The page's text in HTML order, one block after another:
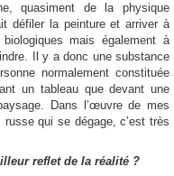
quasiment de la physique
défiler la peinture et arriver à
mais également à
Il y a donc une substance
normalement constituée
un tableau que devant une
Dans l’œuvre de mes
qui se dégage, c’est très
reflet de la réalité ?